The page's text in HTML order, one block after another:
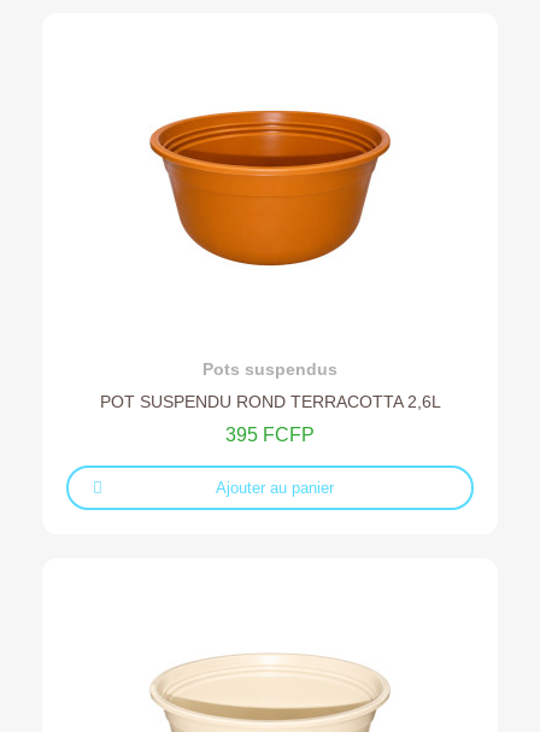
Ajouter au devis
Pots suspendus
POT SUSPENDU ROND TERRACOTTA 2,6L
395 FCFP
Ajouter au panier